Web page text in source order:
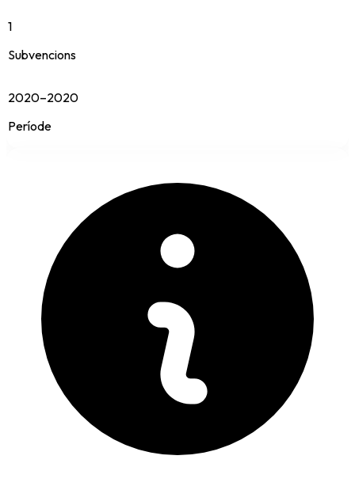
1
Subvencions
2020–2020
Període